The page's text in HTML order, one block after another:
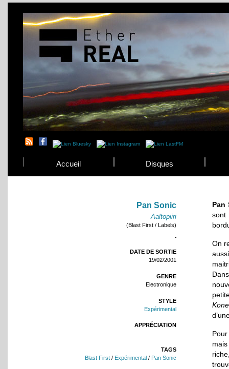
Accueil Disques
Pan Sonic
Aaltopiiri
(Blast First / Labels)
DATE DE SORTIE
19/02/2001
GENRE
Electronique
STYLE
Expérimental
APPRÉCIATION
TAGS
Blast First / Expérimental / Pan Sonic
Pan
sont
On
Kone